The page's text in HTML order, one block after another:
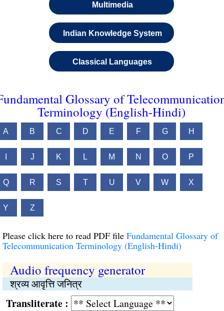
Multimedia
Indian Knowledge System
Classical Languages
Glossary of
Terminology (English-Hindi)
A B C D E F G H
J K L M N O P
Q R S T U V W X
Y Z
Please click here to read PDF file Fundamental Glossary of
Telecommunication Terminology (English-Hindi)
Audio frequency generator
श्रव्य आवृत्ति जनित्र
: